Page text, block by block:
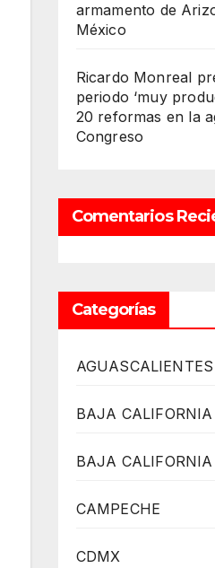
armamento de
México
Ricardo Monreal
periodo ‘muy
20 reformas en la
Congreso
Comentarios
Categorías
AGUASCALIENTES
BAJA CALIFORNIA
BAJA
CAMPECHE
CDMX